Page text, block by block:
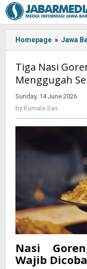
Skip
to
content
Homepage » Jawa
Tiga Nasi
Menggugah
Sunday, 14 June 2026
by Kumala Sari
Nasi
Wajib